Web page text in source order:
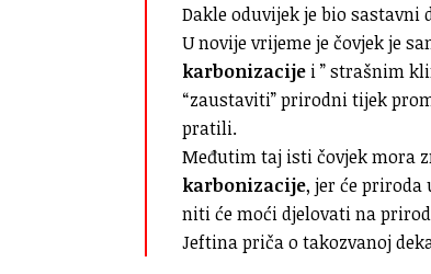
Dakle oduvijek je bio sastavni
U novije vrijeme je čovjek je
karbonizacije i ” strašnim
“zaustaviti” prirodni tijek
pratili.
Međutim taj isti čovjek mora
karbonizacije, jer će priroda
niti će moći djelovati na
Jeftina priča o takozvanoj